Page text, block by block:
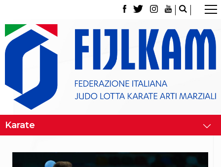
La Federazione
Tesseramento
Contatti
Norme e modulistica Affiliazioni e Tesseramenti
Classifica Società Sportive con più di 100 atleti
tesserati
Giustizia Sportiva
Media